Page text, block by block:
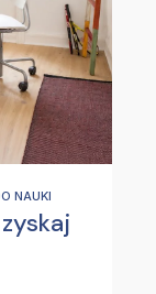
NAUKI